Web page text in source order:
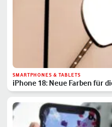
SMARTPHONES & TABLETS
iPhone 18: Neue Farben für